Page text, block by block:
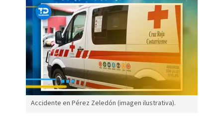
Accidente en Pérez Zeledón (imagen ilustrativa).